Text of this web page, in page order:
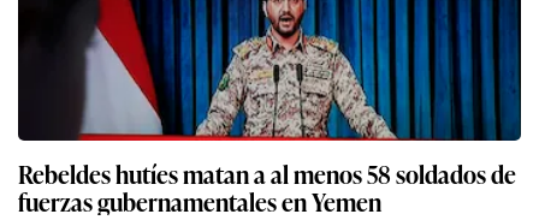
Rebeldes hutíes matan a al menos 58 soldados de
fuerzas gubernamentales en Yemen